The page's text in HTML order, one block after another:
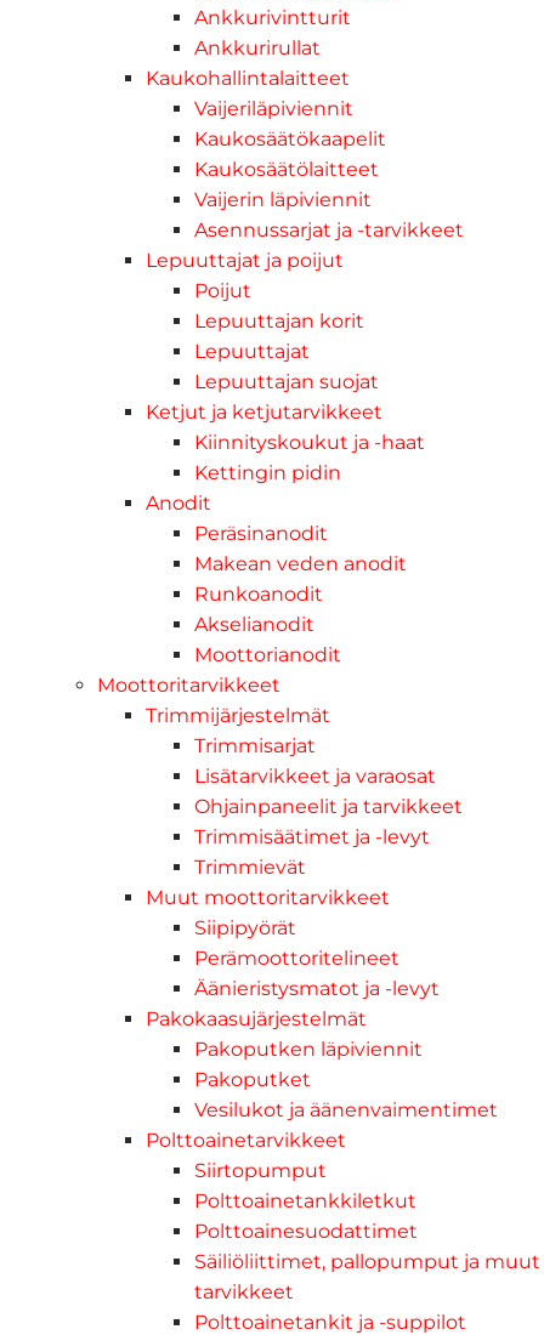
Ankkurivintturit
Ankkurirullat
Kaukohallintalaitteet
Vaijeriläpiviennit
Kaukosäätökaapelit
Kaukosäätölaitteet
Vaijerin läpiviennit
Asennussarjat ja -tarvikkeet
Lepuuttajat ja poijut
Poijut
Lepuuttajan korit
Lepuuttajat
Lepuuttajan suojat
Ketjut ja ketjutarvikkeet
Kiinnityskoukut ja -haat
Kettingin pidin
Anodit
Peräsinanodit
Makean veden anodit
Runkoanodit
Akselianodit
Moottorianodit
Moottoritarvikkeet
Trimmijärjestelmät
Trimmisarjat
Lisätarvikkeet ja varaosat
Ohjainpaneelit ja tarvikkeet
Trimmisäätimet ja -levyt
Trimmievät
Muut moottoritarvikkeet
Siipipyörät
Perämoottoritelineet
Äänieristysmatot ja -levyt
Pakokaasujärjestelmät
Pakoputken läpiviennit
Pakoputket
Vesilukot ja äänenvaimentimet
Polttoainetarvikkeet
Siirtopumput
Polttoainetankkiletkut
Polttoainesuodattimet
Säiliöliittimet, pallopumput ja muut
tarvikkeet
Polttoainetankit ja -suppilot